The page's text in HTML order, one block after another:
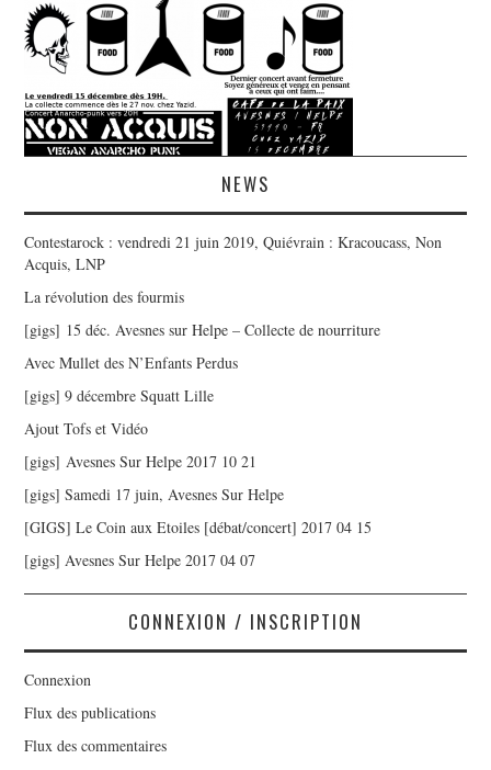
NEWS
Contestarock : vendredi 21 juin 2019, Quiévrain : Kracoucass, Non
Acquis, LNP
La révolution des fourmis
[gigs] 15 déc. Avesnes sur Helpe – Collecte de nourriture
Avec Mullet des N’Enfants Perdus
[gigs] 9 décembre Squatt Lille
Ajout Tofs et Vidéo
[gigs] Avesnes Sur Helpe 2017 10 21
[gigs] Samedi 17 juin, Avesnes Sur Helpe
[GIGS] Le Coin aux Etoiles [débat/concert] 2017 04 15
[gigs] Avesnes Sur Helpe 2017 04 07
CONNEXION / INSCRIPTION
Connexion
Flux des publications
Flux des commentaires